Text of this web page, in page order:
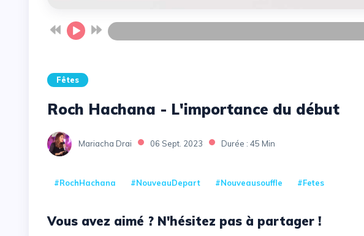
Fêtes
Roch Hachana - L'importance du début
Mariacha Drai 06 Sept. 2023 Durée : 45 Min
#RochHachana #NouveauDepart #Nouveausouffle #Fetes
Vous avez aimé ? N'hésitez pas à partager !